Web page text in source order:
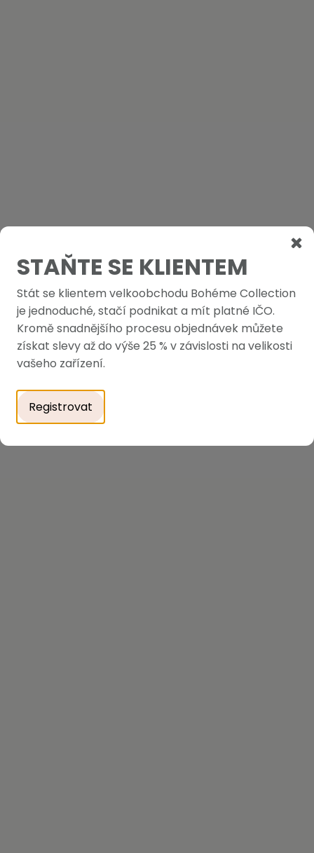
STAŇTE SE KLIENTEM
Stát se klientem velkoobchodu Bohéme Collection
je jednoduché, stačí podnikat a mít platné IČO.
Kromě snadnějšího procesu objednávek můžete
získat slevy až do výše 25 % v závislosti na velikosti
vašeho zařízení.
Registrovat